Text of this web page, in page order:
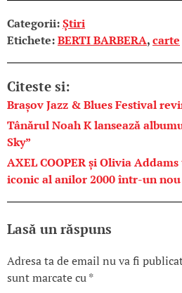
Categorii:Știri
Etichete:BERTI BARBERA,carte
Citeste si:
Brașov Jazz & Blues Festival
Tânărul Noah K lansează
Sky”
AXEL COOPER și Olivia
iconic al anilor 2000 într-un
Lasă un răspuns
Adresa ta de email nu va fi
sunt marcate cu*